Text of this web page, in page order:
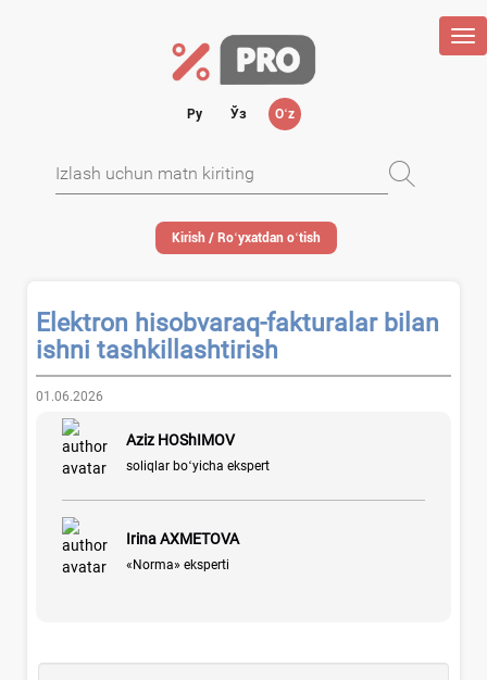
Ру Ўз Oʻz
Kirish / Roʻyхatdan oʻtish
Elektron hisobvaraq-fakturalar bilan
ishni tashkillashtirish
01.06.2026
Aziz HOShIMOV
soliqlar boʻyicha ekspert
Irina AXMETOVA
«Norma» eksperti